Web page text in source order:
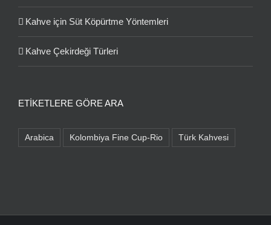
Kahve için Süt Köpürtme Yöntemleri
Kahve Çekirdeği Türleri
ETIKETLERE GÖRE ARA
Arabica Kolombiya Fine Cup-Rio Türk Kahvesi